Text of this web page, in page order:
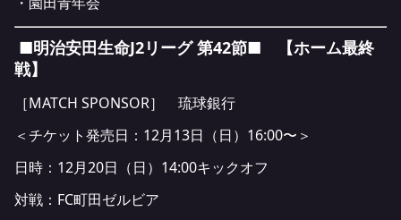
■明治安田生命J2リーグ 第42節■ 【ホーム最終
戦】
［MATCH SPONSOR］ 琉球銀行
＜チケット発売日：12月13日（日）16:00〜＞
日時：12月20日（日）14:00キックオフ
対戦：FC町田ゼルビア